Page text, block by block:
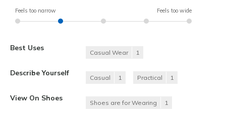
Feels too narrow Feels too wide
Best Uses
Casual Wear 1
Describe Yourself
Casual 1 Practical 1
View On Shoes
Shoes are for Wearing 1